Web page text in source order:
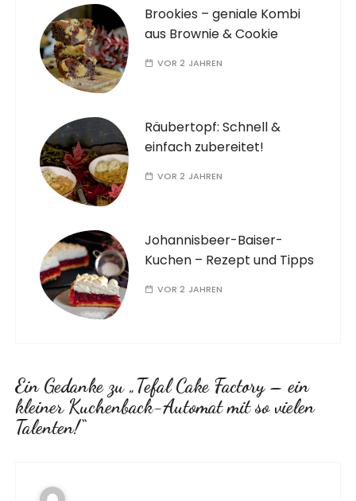
Brookies – geniale Kombi
aus Brownie & Cookie
VOR 2 JAHREN
Räubertopf: Schnell &
einfach zubereitet!
VOR 2 JAHREN
Johannisbeer-Baiser-
Kuchen – Rezept und Tipps
VOR 2 JAHREN
Ein Gedanke zu „Tefal Cake Factory – ein
kleiner Kuchenback-Automat mit so vielen
Talenten!“